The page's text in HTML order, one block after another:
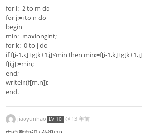
for i:=2 to m do
for j:=i to n do
begin
min:=maxlongint;
for k:=0 to j do
if f[i-1,k]+g[k+1,j]<min then min:=f[i-
f[i,j]:=min;
end;
writeln(f[m,n]);
end.
jiaoyunhao LV 10 @ 13 年前